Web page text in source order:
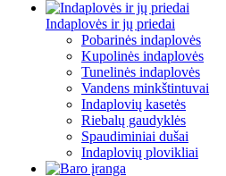
Indaplovės ir jų priedai
Pobarinės indaplovės
Kupolinės indaplovės
Tunelinės indaplovės
Vandens minkštintuvai
Indaplovių kasetės
Riebalų gaudyklės
Spaudiminiai dušai
Indaplovių plovikliai